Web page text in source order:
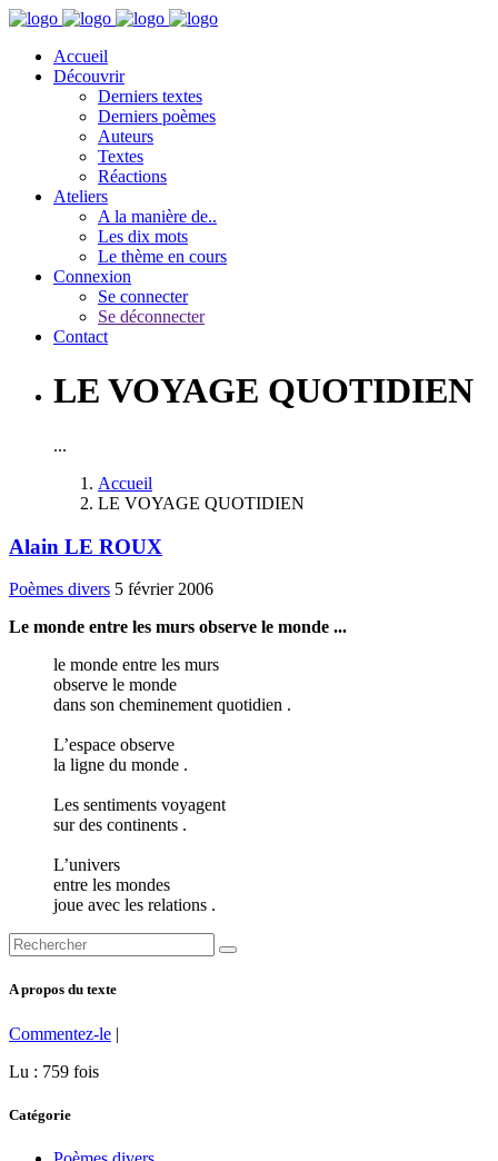
Accueil
Découvrir
Derniers textes
Derniers poèmes
Auteurs
Textes
Réactions
Ateliers
A la manière de..
Les dix mots
Le thème en cours
Connexion
Se connecter
Se déconnecter
Contact
LE VOYAGE QUOTIDIEN
...
Accueil
LE VOYAGE QUOTIDIEN
Alain LE ROUX
Poèmes divers 5 février 2006
Le monde entre les murs observe le monde ...
le monde entre les murs
observe le monde
dans son cheminement quotidien .
L’espace observe
la ligne du monde .
Les sentiments voyagent
sur des continents .
L’univers
entre les mondes
joue avec les relations .
A propos du texte
Commentez-le |
Lu : 759 fois
Catégorie